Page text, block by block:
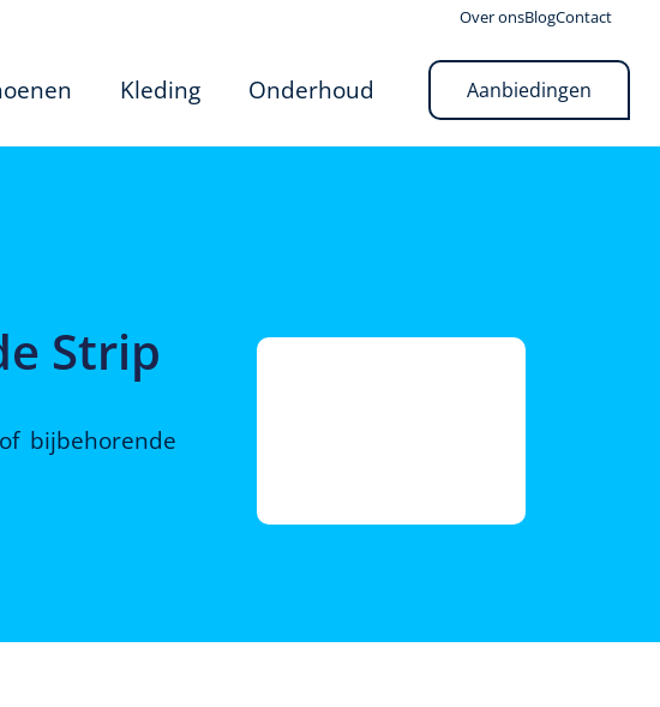
Over onsBlogContact
Kleding Onderhoud Aanbiedingen
Strip
of bijbehorende